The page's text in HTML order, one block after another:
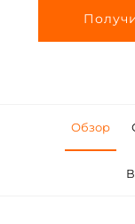
Обзор